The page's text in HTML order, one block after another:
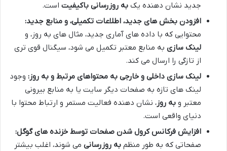
جدید نشان دهنده یک به روزرسانی باکیفیت است.
افزودن بخش های جدید، اطلاعات تکمیلی، و منابع جدید:
محتوایی که با داده های آماری جدید، مثال های به روز، و
لینک سازی به منابع معتبر تکمیل می شود، سیگنال قوی تری
از تازگی را ارسال می کند.
لینک سازی داخلی و خارجی به محتواهای مرتبط و به روز: وجود
لینک های تازه به صفحات دیگر سایت یا به منابع بیرونی
معتبر و به روز، نشان دهنده فعالیت مستمر و ارتباط محتوا با
دنیای واقعی است.
افزایش فرکانس کرول شدن صفحات توسط خزنده های گوگل:
صفحاتی که به طور منظم به روزرسانی می شوند، اغلب بیشتر